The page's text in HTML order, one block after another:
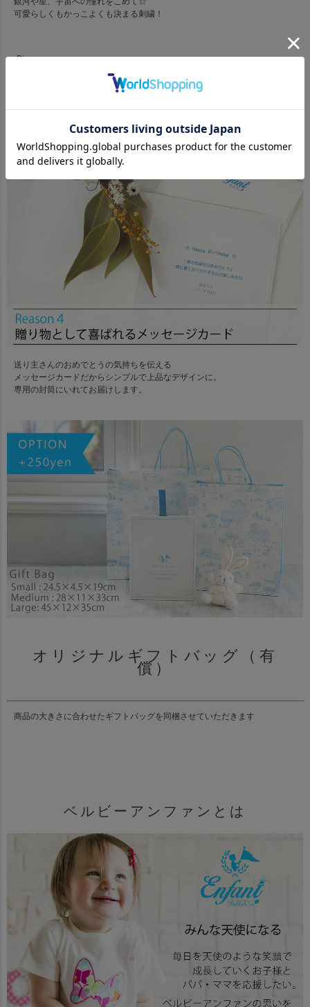
可愛らしくもかっこよくも決まる刺繍！
-Dinosaur-
ティラノサウルスが「ガォー！」っとほえているような
カッコイイ恐竜の刺繍。男の子の心をくすぐるモチーフ☆
送り主さんのおめでとうの気持ちを伝える
メッセージカードだからシンプルで上品なデザインに。
専用の封筒にいれてお届けします。
オリジナルギフトバッグ（有
償）
商品の大きさに合わせたギフトバッグを同梱させていただきます
ベルビーアンファンとは